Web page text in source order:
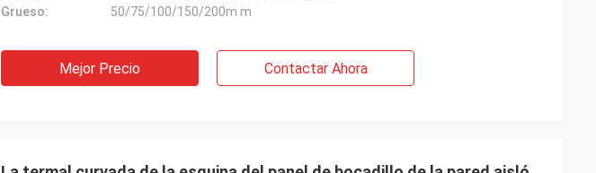
Grueso:
50/75/100/150/200m m
Mejor Precio Contactar Ahora